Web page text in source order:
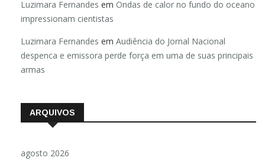
Luzimara Fernandes em Ondas de calor no fundo do oceano
impressionam cientistas
Luzimara Fernandes em Audiência do Jornal Nacional
despenca e emissora perde força em uma de suas principais
armas
ARQUIVOS
agosto 2026